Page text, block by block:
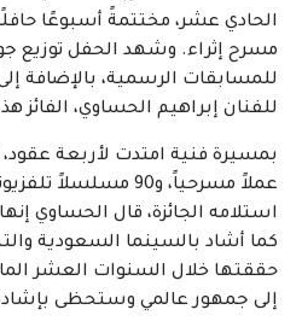
الحادي عشر، مختتمةً أسبوعًا
مسرح إثراء. وشهد الحفل توزيع
للمسابقات الرسمية، بالإضافة
للفنان إبراهيم الحساوي، الفائز
استلامه الجائزة، قال الحساوي
كما أشاد بالسينما السعودية
حققتها خلال السنوات العشر
إلى جمهور عالمي وستحظى